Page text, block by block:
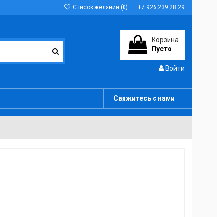
Список желаний (0) +7 926 239 28 29
Корзина
Пусто
Войти
Свяжитесь с нами